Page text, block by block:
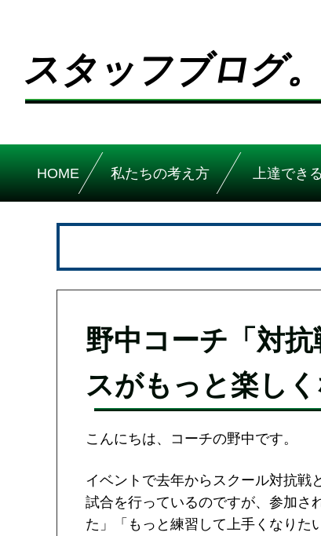
スタッフブログ。
HOME 私たちの考え方 上達でき
野中コーチ「対
スがもっと楽しく
こんにちは、コーチの野中です。
イベントで去年からスクール対抗戦
試合を行っているのですが、参加さ
た」「もっと練習して上手くなりた